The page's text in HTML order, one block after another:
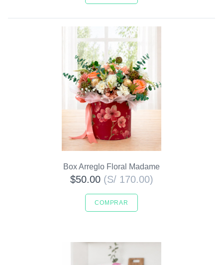
Box Arreglo Floral Madame
$50.00 (S/ 170.00)
COMPRAR